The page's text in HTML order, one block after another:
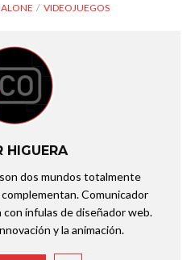
VIDEOJUEGOS
HIGUERA
dos mundos totalmente
Comunicador
ínfulas de diseñador web.
y la animación.